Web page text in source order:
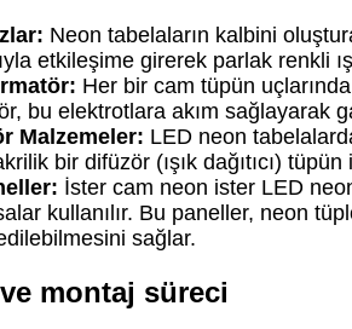
Neon tabelaların kalbini
etkileşime girerek parlak renkli
Her bir cam tüpün
bu elektrotlara akım sağlayarak
Malzemeler: LED neon
bir difüzör (ışık dağıtıcı)
İster cam neon ister LED
kullanılır. Bu paneller, neon
sağlar.
montaj süreci